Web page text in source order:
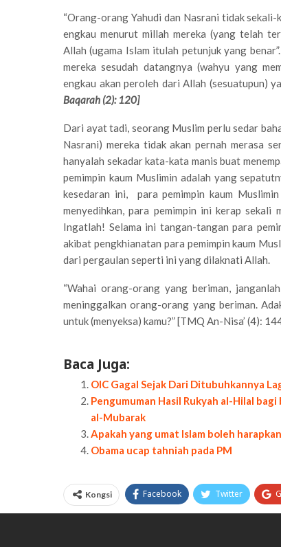
“Orang-orang Yahudi dan Nasrani tidak
engkau menurut millah mereka (yang telah
Allah (ugama Islam itulah petunjuk yang
mereka sesudah datangnya (wahyu yang
engkau akan peroleh dari Allah (sesuatupun)
Baqarah (2): 120]
Dari ayat tadi, seorang Muslim perlu sedar
Nasrani) mereka tidak akan pernah merasa
hanyalah sekadar kata-kata manis buat
pemimpin kaum Muslimin adalah yang
kesedaran ini, para pemimpin kaum
menyedihkan, para pemimpin ini kerap sekali
Ingatlah! Selama ini tangan-tangan para
akibat pengkhianatan para pemimpin kaum
dari pergaulan seperti ini yang dilaknati Allah.
“Wahai orang-orang yang beriman,
meninggalkan orang-orang yang beriman.
untuk (menyeksa) kamu?” [TMQ An-Nisa’ (4):
Baca Juga:
OIC Gagal Sejak Dari Ditubuhkannya
Pengumuman Hasil Rukyah al-Hilal
al-Mubarak
Apakah yang umat Islam boleh
Obama ucap tahniah pada PM
Kongsi Facebook Twitter